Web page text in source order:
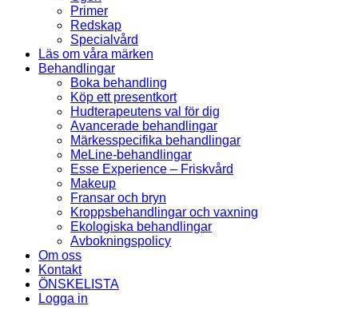
Primer
Redskap
Specialvård
Läs om våra märken
Behandlingar
Boka behandling
Köp ett presentkort
Hudterapeutens val för dig
Avancerade behandlingar
Märkesspecifika behandlingar
MeLine-behandlingar
Esse Experience – Friskvård
Makeup
Fransar och bryn
Kroppsbehandlingar och vaxning
Ekologiska behandlingar
Avbokningspolicy
Om oss
Kontakt
ÖNSKELISTA
Logga in